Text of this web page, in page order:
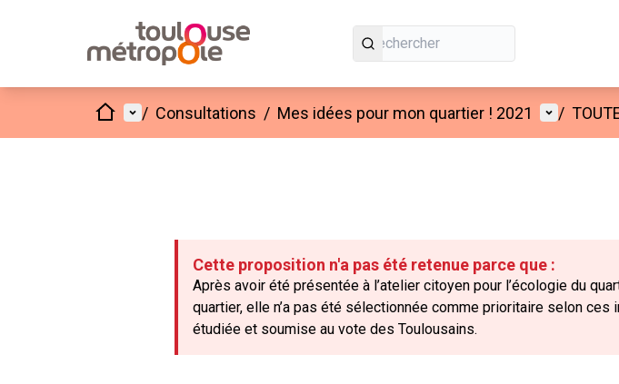
AccueilMenu principal
/ Consultations / Mes idées pour mon quartier ! 2021 Menu
/
Cette proposition n'a pas été retenue parce que :
Après avoir été présentée à l’atelier citoyen pour l’écologie du
quartier, elle n’a pas été sélectionnée comme prioritaire selon ces
étudiée et soumise au vote des Toulousains.